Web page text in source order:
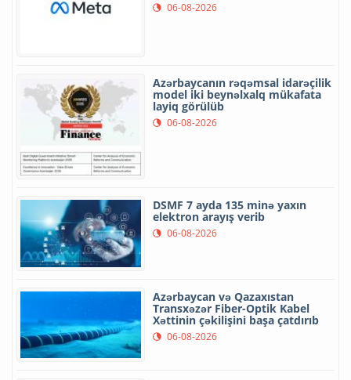
06-08-2026
Azərbaycanın rəqəmsal idarəçilik
model iki beynəlxalq mükafata
layiq görülüb
06-08-2026
DSMF 7 ayda 135 minə yaxın
elektron arayış verib
06-08-2026
Azərbaycan və Qazaxıstan
Transxəzər Fiber-Optik Kabel
Xəttinin çəkilişini başa çatdırıb
06-08-2026